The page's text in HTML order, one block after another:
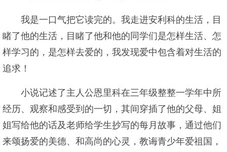
我是一口气把它读完的。我走进安利科的生活，目
睹了他的生活，目睹了他和他的同学们是怎样生活、怎
样学习的，是怎样去爱的，我发现爱中包含着对生活的
追求！
小说记述了主人公恩里科在三年级整整一学年中所
经历、观察和感受到的一切，其间穿插了他的父母、姐
姐写给他的话及老师给学生抄写的每月故事，通过他们
来颂扬爱的美德、和高尚的心灵，教诲青少年爱祖国，